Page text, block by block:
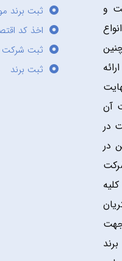
و
آن
در
در
جهت
ثبت برند
اخذ کد
ثبت شرکت
ثبت برند